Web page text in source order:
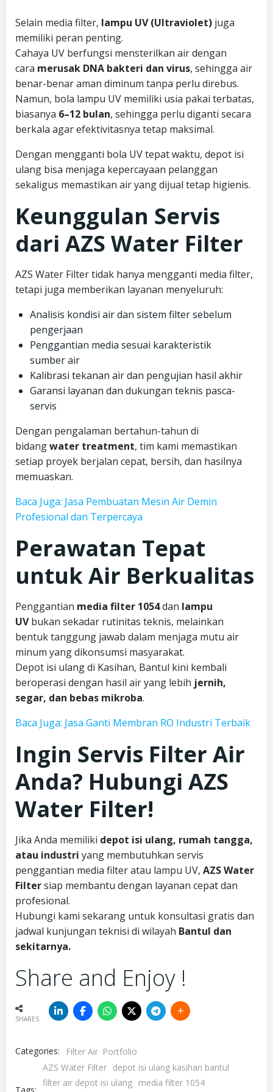
Selain media filter, lampu UV (Ultraviolet) juga
memiliki peran penting.
Cahaya UV berfungsi mensterilkan air dengan
cara merusak DNA bakteri dan virus, sehingga air
benar-benar aman diminum tanpa perlu direbus.
Namun, bola lampu UV memiliki usia pakai terbatas,
biasanya 6–12 bulan, sehingga perlu diganti secara
berkala agar efektivitasnya tetap maksimal.
Dengan mengganti bola UV tepat waktu, depot isi
ulang bisa menjaga kepercayaan pelanggan
sekaligus memastikan air yang dijual tetap higienis.
Keunggulan Servis
dari AZS Water Filter
AZS Water Filter tidak hanya mengganti media filter,
tetapi juga memberikan layanan menyeluruh:
Analisis kondisi air dan sistem filter sebelum
pengerjaan
Penggantian media sesuai karakteristik
sumber air
Kalibrasi tekanan air dan pengujian hasil akhir
Garansi layanan dan dukungan teknis pasca-
servis
Dengan pengalaman bertahun-tahun di
bidangwater treatment, tim kami memastikan
setiap proyek berjalan cepat, bersih, dan hasilnya
memuaskan.
Baca Juga: Jasa Pembuatan Mesin Air Demin
Profesional dan Terpercaya
Perawatan Tepat
untuk Air Berkualitas
Penggantian media filter 1054dan lampu
UVbukan sekadar rutinitas teknis, melainkan
bentuk tanggung jawab dalam menjaga mutu air
minum yang dikonsumsi masyarakat.
Depot isi ulang di Kasihan, Bantul kini kembali
beroperasi dengan hasil air yang lebih jernih,
segar, dan bebas mikroba.
Baca Juga: Jasa Ganti Membran RO Industri Terbaik
Ingin Servis Filter Air
Anda? Hubungi AZS
Water Filter!
Jika Anda memiliki depot isi ulang, rumah tangga,
atau industri yang membutuhkan servis
penggantian media filter atau lampu UV, AZS Water
Filtersiap membantu dengan layanan cepat dan
profesional.
Hubungi kami sekarang untuk konsultasi gratis dan
jadwal kunjungan teknisi di wilayah Bantul dan
sekitarnya.
Share and Enjoy !
SHARES
Categories: Filter Air Portfolio
Tags:
AZS Water Filter depot isi ulang kasihan bantul
filter air depot isi ulang media filter 1054